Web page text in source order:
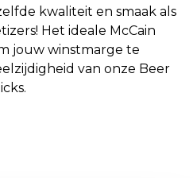
kwaliteit en smaak als
Het ideale McCain
jouw winstmarge te
van onze Beer